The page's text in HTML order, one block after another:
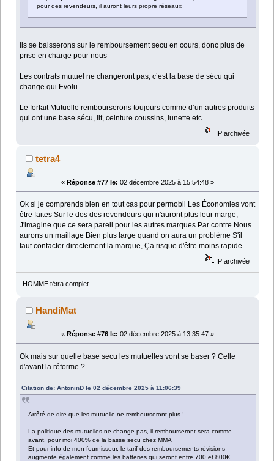
pour des revendeurs, il auront leurs propre réseaux
Ils se baisserons sur le remboursement secu en cours, donc plus de
prise en charge pour nous
Les contrats mutuel ne changeront pas, c’est la base de sécu qui
change qui Evolu
Le forfait Mutuelle rembourserons toujours comme d’un autres produits
qui ont une base sécu, lit, ceinture coussins, lunette etc
IP archivée
tetra4
« Réponse #77 le: 02 décembre 2025 à 15:54:48 »
Ok si je comprends bien en tout cas pour permobil Les Économies vont
être faites Sur le dos des revendeurs qui n'auront plus leur marge,
J'imagine que ce sera pareil pour les autres marques Par contre Nous
aurons un maillage Bien plus large quand on aura un problème S'il
faut contacter directement la marque, Ça risque d'être moins rapide
IP archivée
HOMME tétra complet
HandiMat
« Réponse #76 le: 02 décembre 2025 à 13:35:47 »
Ok mais sur quelle base secu les mutuelles vont se baser ? Celle
d'avant la réforme ?
Citation de: AntoninD le 02 décembre 2025 à 11:06:39
Arrêté de dire que les mutuelle ne rembourseront plus !
La politique des mutuelles ne change pas, il rembourseront sera comme
avant, pour moi 400% de la basse secu chez MMA
Et pour info de mon fournisseur, le tarif des remboursements révisions
augmente également comme les batteries qui seront entre 700 et 800€